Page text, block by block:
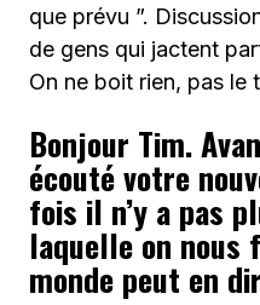
que prévu ”.
de gens qui jactent
On ne boit rien, pas le
Bonjour Tim.
écouté votre
fois il n’y a pas
laquelle on
monde peut en